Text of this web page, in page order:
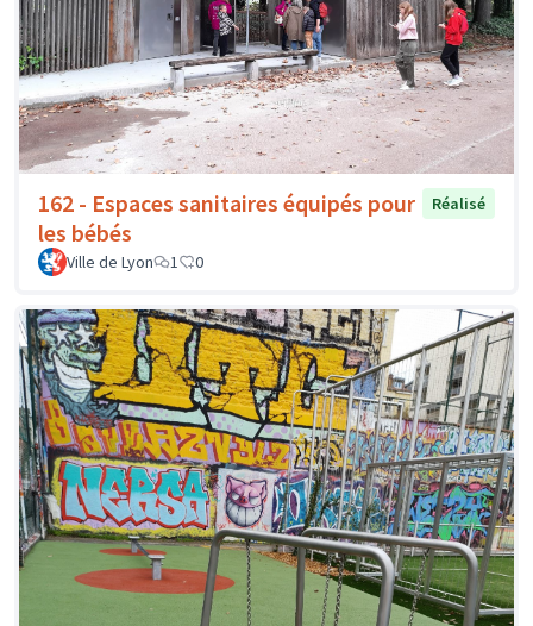
162 - Espaces sanitaires équipés pour
les bébés
Réalisé
Ville de Lyon 1 0